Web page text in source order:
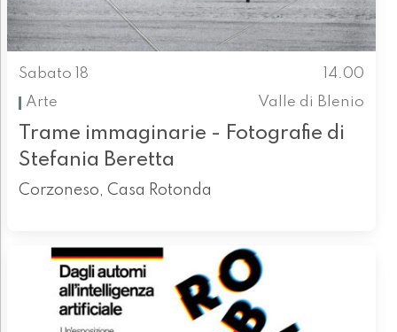
Sabato 18
14.00
Arte
Valle di Blenio
Trame immaginarie - Fotografie di
Stefania Beretta
Corzoneso, Casa Rotonda